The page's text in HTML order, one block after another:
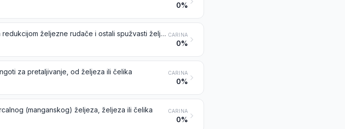
0%
Željezni materijali dobiveni izravnom redukcijom željezne rudače i ostali spužvasti željezni proizvodi, u komadima, peletiama ili sličnim oblicima; željezo čistoće najmanje 99,94 mas. % u komadima, peletiama ili sličnim oblicima CARINA
0%
za pretaljivanje, od željeza ili čelika CARINA
0%
(manganskog) željeza, željeza ili čelika CARINA
0%